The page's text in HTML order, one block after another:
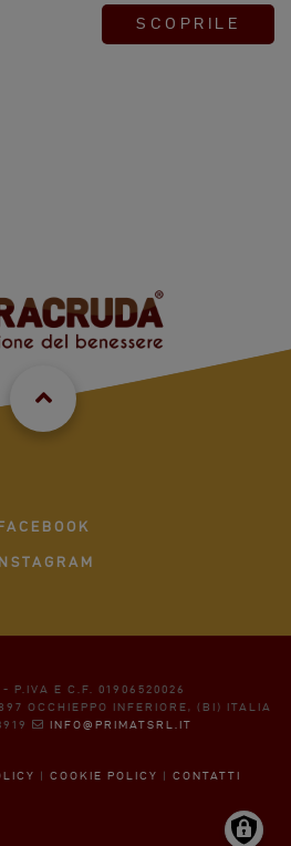
SCOPRILE
P.IVA E C.F. 01906520026
OCCHIEPPO INFERIORE, (BI) ITALIA
INFO@PRIMATSRL.IT
| COOKIE POLICY | CONTATTI